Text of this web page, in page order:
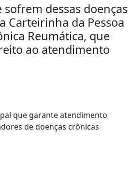
sofrem dessas doenças
Carteirinha da Pessoa
Reumática, que
ao atendimento